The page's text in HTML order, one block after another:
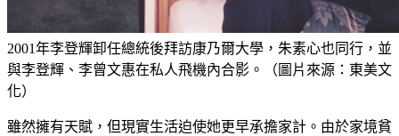
2001年李登輝卸任總統後拜訪康乃爾大學，朱素心也同行，並
與李登輝、李曾文惠在私人飛機內合影。（圖片來源：東美文
化）
雖然擁有天賦，但現實生活迫使她更早承擔家計。由於家境貧